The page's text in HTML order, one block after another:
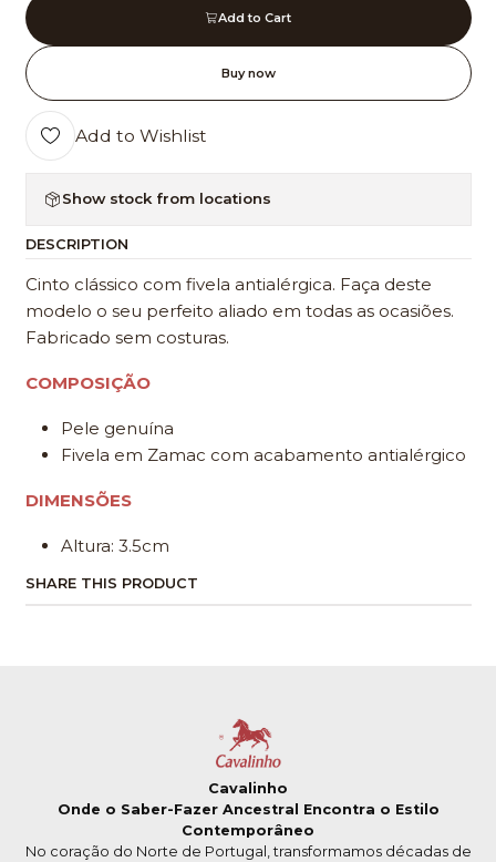
Add to Cart
Buy now
Add to Wishlist
Show stock from locations
DESCRIPTION
Cinto clássico com fivela antialérgica. Faça deste
modelo o seu perfeito aliado em todas as ocasiões.
Fabricado sem costuras.
COMPOSIÇÃO
Pele genuína
Fivela em Zamac com acabamento antialérgico
DIMENSÕES
Altura: 3.5cm
SHARE THIS PRODUCT
Cavalinho
Onde o Saber-Fazer Ancestral Encontra o Estilo
Contemporâneo
No coração do Norte de Portugal, transformamos décadas de